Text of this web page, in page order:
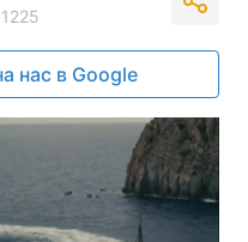
1225
нас в Google